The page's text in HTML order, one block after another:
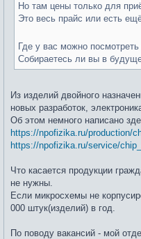
Но там цены только для
Это весь прайс или есть
Где у вас можно посмотреть
Собираетесь ли вы в
Из изделий двойного
новых разработок,
Об этом немного написано
https://npofizika.ru/production/
https://npofizika.ru/service/
Что касается продукции
не нужны.
Если микросхемы не
000 штук(изделий) в год.
По поводу вакансий - мой